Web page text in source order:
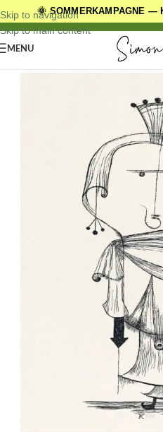
🌞 SOMMERKAMPAGNE —
Skip to navigation
Skip to main content
DANSKE
MENU
Forside Paul Klee